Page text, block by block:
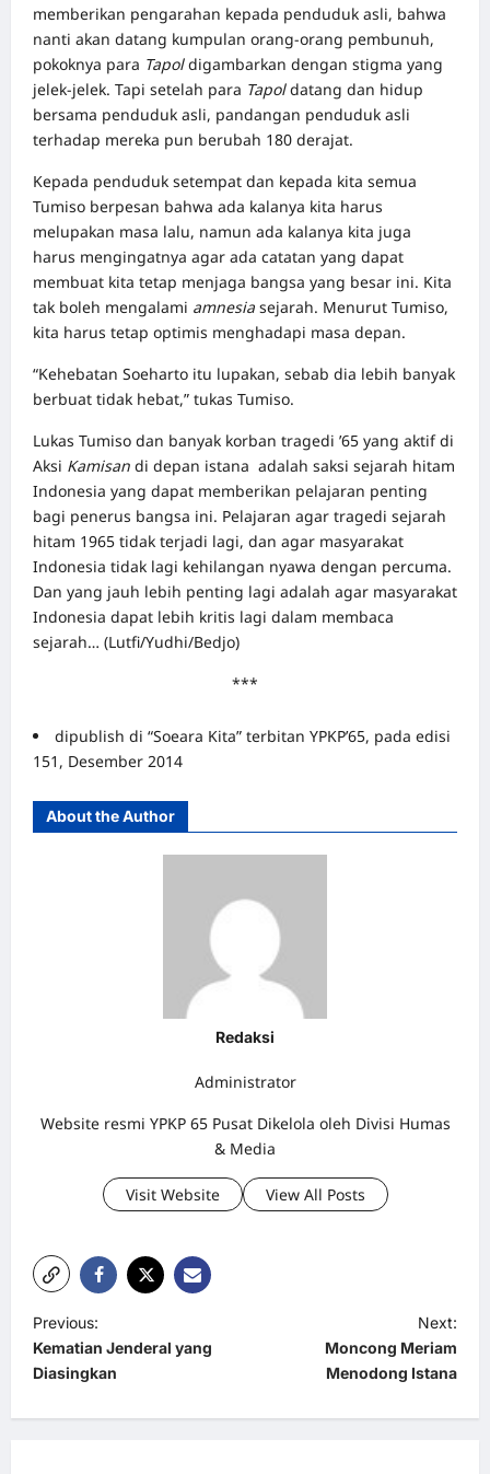
memberikan pengarahan kepada penduduk asli, bahwa
nanti akan datang kumpulan orang-orang pembunuh,
pokoknya para Tapoldigambarkan dengan stigma yang
jelek-jelek. Tapi setelah para Tapoldatang dan hidup
bersama penduduk asli, pandangan penduduk asli
terhadap mereka pun berubah 180 derajat.
Kepada penduduk setempat dan kepada kita semua
Tumiso berpesan bahwa ada kalanya kita harus
melupakan masa lalu, namun ada kalanya kita juga
harus mengingatnya agar ada catatan yang dapat
membuat kita tetap menjaga bangsa yang besar ini. Kita
tak boleh mengalami amnesia sejarah. Menurut Tumiso,
kita harus tetap optimis menghadapi masa depan.
“Kehebatan Soeharto itu lupakan, sebab dia lebih banyak
berbuat tidak hebat,” tukas Tumiso.
Lukas Tumiso dan banyak korban tragedi ’65 yang aktif di
Aksi Kamisan di depan istana adalah saksi sejarah hitam
Indonesia yang dapat memberikan pelajaran penting
bagi penerus bangsa ini. Pelajaran agar tragedi sejarah
hitam 1965 tidak terjadi lagi, dan agar masyarakat
Indonesia tidak lagi kehilangan nyawa dengan percuma.
Dan yang jauh lebih penting lagi adalah agar masyarakat
Indonesia dapat lebih kritis lagi dalam membaca
sejarah… (Lutfi/Yudhi/Bedjo)
***
dipublish di “Soeara Kita” terbitan YPKP’65, pada edisi
151, Desember 2014
About the Author
Redaksi
Administrator
Website resmi YPKP 65 Pusat Dikelola oleh Divisi Humas
& Media
Visit Website View All Posts
P
o
t
Previous:
Kematian Jenderal yang
Diasingkan
Next:
Moncong Meriam
Menodong Istana